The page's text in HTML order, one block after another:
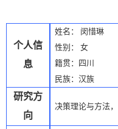
个人信
息
姓名：
闵惜琳
性别：
女
籍贯：四川
民族：汉族
研究方
向
决策理论与方法，